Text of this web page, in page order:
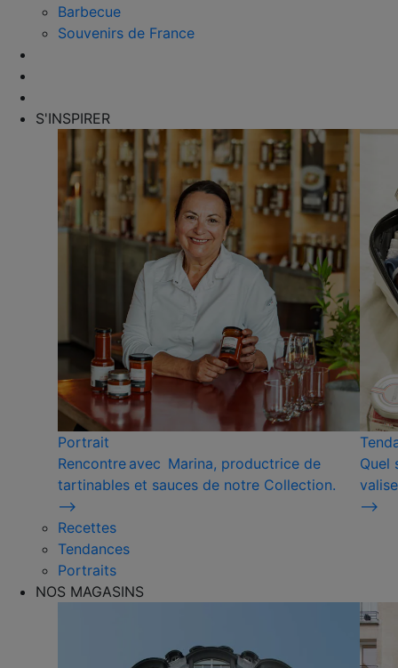
Barbecue
Souvenirs de France
S'INSPIRER
Portrait
Rencontre avec Marina, productrice de
tartinables et sauces de notre Collection.
⟶
Quel
⟶
Recettes
Tendances
Portraits
NOS MAGASINS